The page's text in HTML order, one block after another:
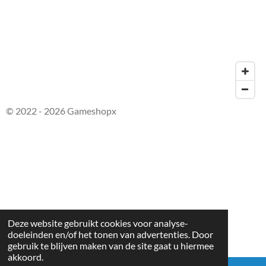
Deze website gebruikt cookies voor analyse-
doeleinden en/of het tonen van advertenties. Door
gebruik te blijven maken van de site gaat u hiermee
akkoord.
© 2022 - 2026 Gameshopx